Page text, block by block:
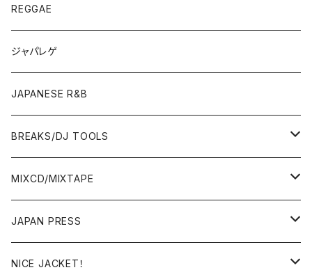
JAPANESE
OTHERS
7"/12"
JAPANESE
OTHERS
REGGAE
ジャパレゲ
JAPANESE R&B
BREAKS/DJ TOOLS
BREAKS/MEGAMIX/CUT UP
RE-EDIT/DJ TOOLS
MIXCD/MIXTAPE
MIXCD
日本語ラップ
MIXTAPE
JAPAN PRESS
LP(+ OBI)
NICE JACKET！